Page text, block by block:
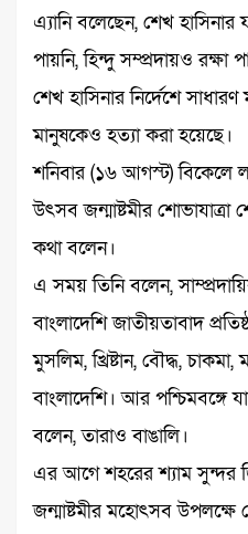
এ্যানি বলেছেন, শেখ হাসিনার
পায়নি, হিন্দু সম্প্রদায়ও রক্ষা
শেখ হাসিনার নির্দেশে
মানুষকেও হত্যা করা হয়েছে।
শনিবার (১৬ আগস্ট) বিকেলে
উৎসব জন্মাষ্টমীর শোভাযাত্রা
কথা বলেন।
এ সময় তিনি বলেন,
বাংলাদেশি জাতীয়তাবাদ
মুসলিম, খ্রিষ্টান, বৌদ্ধ, চাকমা,
বাংলাদেশি। আর পশ্চিমবঙ্গে
বলেন, তারাও বাঙালি।
এর আগে শহরের শ্যাম সুন্দর
জন্মাষ্টমীর মহোৎসব উপলক্ষে